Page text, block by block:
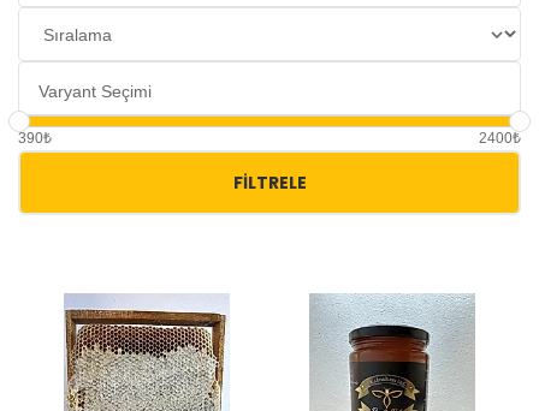
390₺ 2400₺
FILTRELE